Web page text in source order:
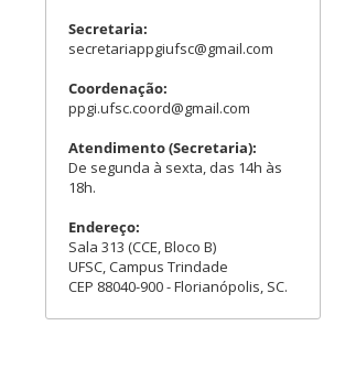
Secretaria:
secretariappgiufsc@gmail.com
Coordenação:
ppgi.ufsc.coord@gmail.com
Atendimento (Secretaria):
De segunda à sexta, das 14h às
18h.
Endereço:
Sala 313 (CCE, Bloco B)
UFSC, Campus Trindade
CEP 88040-900 - Florianópolis, SC.